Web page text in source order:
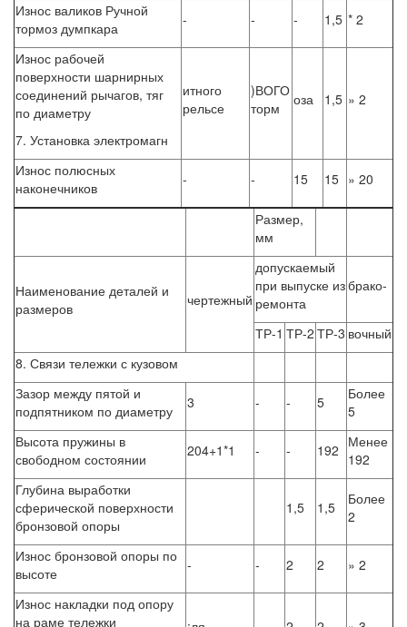
Износ валиков Ручной
тормоз думпкара
- - - 1,5 * 2
Износ рабочей
поверхности шарнирных
соединений рычагов, тяг
по диаметру
7. Установка электромагн
итного
рельсе
)ВОГО
торм
оза 1,5 » 2
Износ полюсных
наконечников
- - 15 15 » 20
Размер,
мм
Наименование деталей и
размеров
чертежный
допускаемый
при выпуске из
ремонта
брако-
ТР-1 ТР-2 ТР-3 вочный
8. Связи тележки с кузовом
Зазор между пятой и
подпятником по диаметру
3 - - 5
Более
5
Высота пружины в
свободном состоянии
204+1*1 - - 192 Менее
192
Глубина выработки
сферической поверхности
бронзовой опоры
1,5 1,5
Более
2
Износ бронзовой опоры по
высоте
- - 2 2 » 2
Износ накладки под опору
на раме тележки